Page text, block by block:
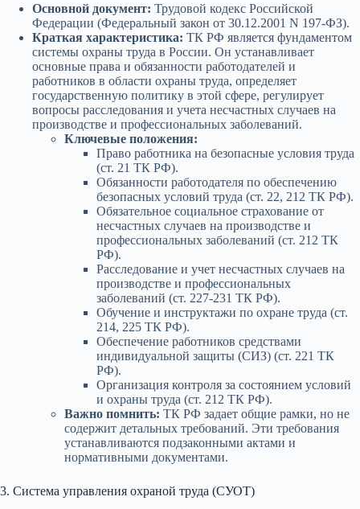
Основной документ: Трудовой кодекс Российской
Федерации (Федеральный закон от 30.12.2001 N 197-ФЗ).
Краткая характеристика: ТК РФ является фундаментом
системы охраны труда в России. Он устанавливает
основные права и обязанности работодателей и
работников в области охраны труда, определяет
государственную политику в этой сфере, регулирует
вопросы расследования и учета несчастных случаев на
производстве и профессиональных заболеваний.
Ключевые положения:
Право работника на безопасные условия труда
(ст. 21 ТК РФ).
Обязанности работодателя по обеспечению
безопасных условий труда (ст. 22, 212 ТК РФ).
Обязательное социальное страхование от
несчастных случаев на производстве и
профессиональных заболеваний (ст. 212 ТК
РФ).
Расследование и учет несчастных случаев на
производстве и профессиональных
заболеваний (ст. 227-231 ТК РФ).
Обучение и инструктажи по охране труда (ст.
214, 225 ТК РФ).
Обеспечение работников средствами
индивидуальной защиты (СИЗ) (ст. 221 ТК
РФ).
Организация контроля за состоянием условий
и охраны труда (ст. 212 ТК РФ).
Важно помнить: ТК РФ задает общие рамки, но не
содержит детальных требований. Эти требования
устанавливаются подзаконными актами и
нормативными документами.
3. Система управления охраной труда (СУОТ)